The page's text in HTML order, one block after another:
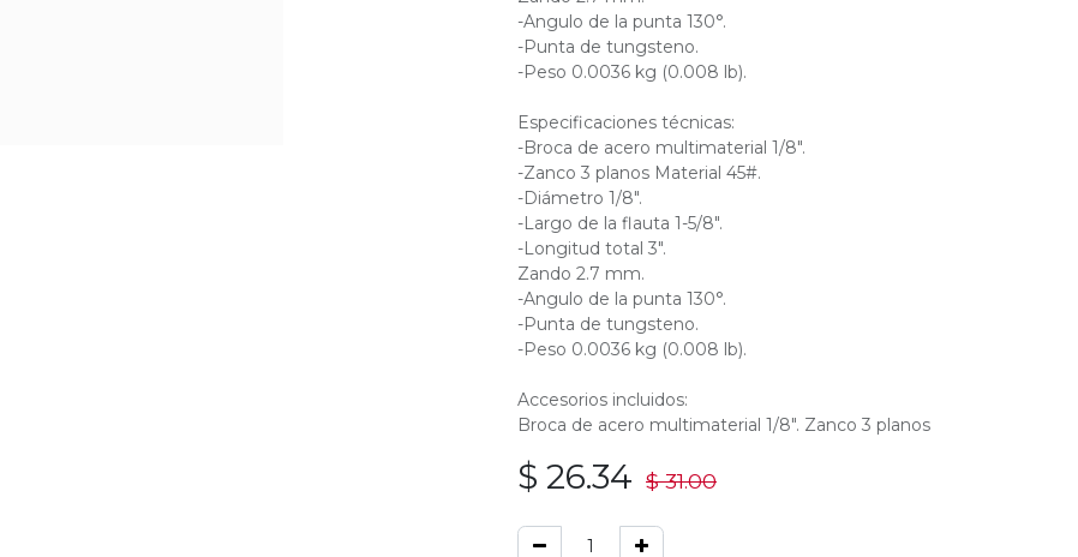
-Angulo de la punta 130°.
-Punta de tungsteno.
-Peso 0.0036 kg (0.008 lb).
Especificaciones técnicas:
-Broca de acero multimaterial 1/8".
-Zanco 3 planos Material 45#.
-Diámetro 1/8".
-Largo de la flauta 1-5/8".
-Longitud total 3".
Zando 2.7 mm.
-Angulo de la punta 130°.
-Punta de tungsteno.
-Peso 0.0036 kg (0.008 lb).
Accesorios incluidos:
Broca de acero multimaterial 1/8". Zanco 3 planos
$ 26.34 $31.00